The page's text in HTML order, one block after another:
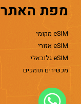
מפת האתר
eSIM מקומי
eSIM אזורי
eSIM גלובאלי
מכשירים תומכים